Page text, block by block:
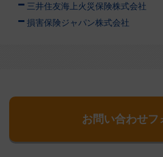
三井住友海上火災保険株式会社
損害保険ジャパン株式会社
お問い合わせフ